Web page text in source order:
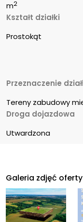
m2
Kształt działki
Prostokąt
Przeznaczenie
Tereny zabudowy
Droga dojazdowa
Utwardzona
Galeria zdjęć oferty